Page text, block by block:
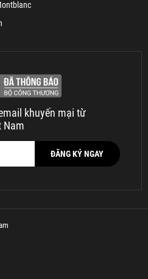
khuyến mại từ
Nam